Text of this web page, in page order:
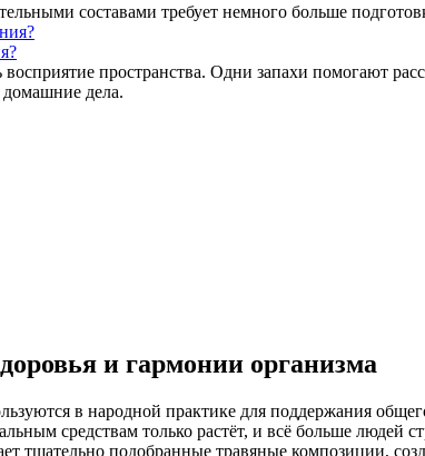
составами требует немного больше
пространства. Одни запахи помогают
дела.
и гармонии организма
в народной практике для поддержания
средствам только растёт, и всё больше людей
тщательно подобранные травяные композиции,